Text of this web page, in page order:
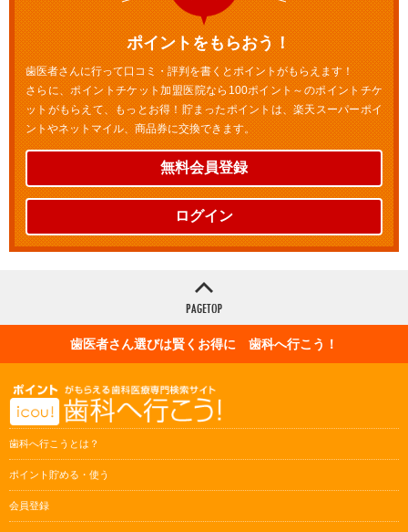
ポイントをもらおう！
歯医者さんに行って口コミ・評判を書くとポイントがもらえます！
さらに、ポイントチケット加盟医院なら100ポイント～のポイントチケ
ットがもらえて、もっとお得！貯まったポイントは、楽天スーパーポイ
ントやネットマイル、商品券に交換できます。
無料会員登録
ログイン
歯医者さん選びは賢くお得に 歯科へ行こう！
歯科へ行こうとは？
ポイント貯める・使う
会員登録